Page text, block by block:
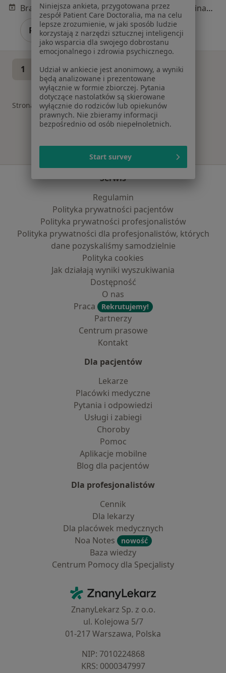
Brak dostępnych specjalistów z wolnymi terminami w tym centrum medycznym.
Pokaż profil
1 2
Strona Główna Placówki Interna Zmień miasto
Kępno
Serwis
Regulamin
Polityka prywatności pacjentów
Polityka prywatności profesjonalistów
Polityka prywatności dla profesjonalistów, których
dane pozyskaliśmy samodzielnie
Polityka cookies
Jak działają wyniki wyszukiwania
Dostępność
O nas
Praca
Rekrutujemy!
Partnerzy
Centrum prasowe
Kontakt
Dla pacjentów
Lekarze
Placówki medyczne
Pytania i odpowiedzi
Usługi i zabiegi
Choroby
Pomoc
Aplikacje mobilne
Blog dla pacjentów
Dla profesjonalistów
Cennik
Dla lekarzy
Dla placówek medycznych
Noa Notes
nowość
Baza wiedzy
Centrum Pomocy dla Specjalisty
ZnanyLekarz - Strona główna
ZnanyLekarz Sp. z o.o.
ul. Kolejowa 5/7
01-217 Warszawa, Polska
NIP: ⁠7010224868
KRS: ⁠0000347997
Niniejsza ankieta, przygotowana przez
zespół Patient Care Doctoralia, ma na celu
lepsze zrozumienie, w jaki sposób ludzie
korzystają z narzędzi sztucznej inteligencji
jako wsparcia dla swojego dobrostanu
emocjonalnego i zdrowia psychicznego.
Udział w ankiecie jest anonimowy, a wyniki
będą analizowane i prezentowane
wyłącznie w formie zbiorczej. Pytania
dotyczące nastolatków są skierowane
wyłącznie do rodziców lub opiekunów
prawnych. Nie zbieramy informacji
bezpośrednio od osób niepełnoletnich.
Start survey